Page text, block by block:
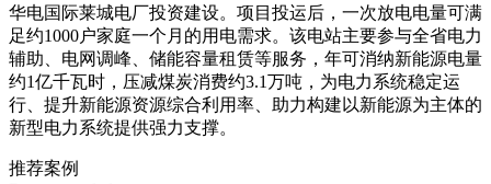
华电国际莱城电厂投资建设。项目投运后，一次放电电量可满
足约1000户家庭一个月的用电需求。该电站主要参与全省电力
辅助、电网调峰、储能容量租赁等服务，年可消纳新能源电量
约1亿千瓦时，压减煤炭消费约3.1万吨，为电力系统稳定运
行、提升新能源资源综合利用率、助力构建以新能源为主体的
新型电力系统提供强力支撑。
推荐案例